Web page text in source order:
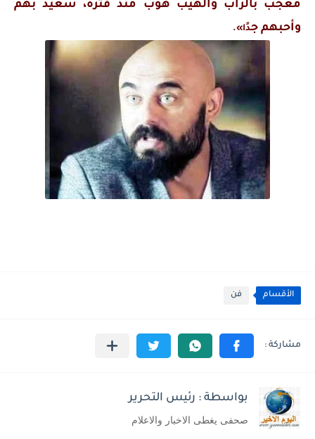
معجب بالراب والهيب هوب منذ فترة، سعيد بهم
وأحبهم جدًا».
الأقسام فن
بواسطة : رئيس التحرير
صحفى يغطى الاخبار والاعلام